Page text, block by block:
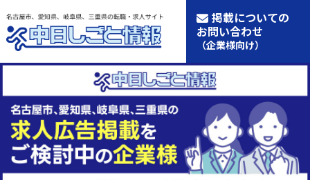
掲載についての
お問い合わせ
（企業様向け）